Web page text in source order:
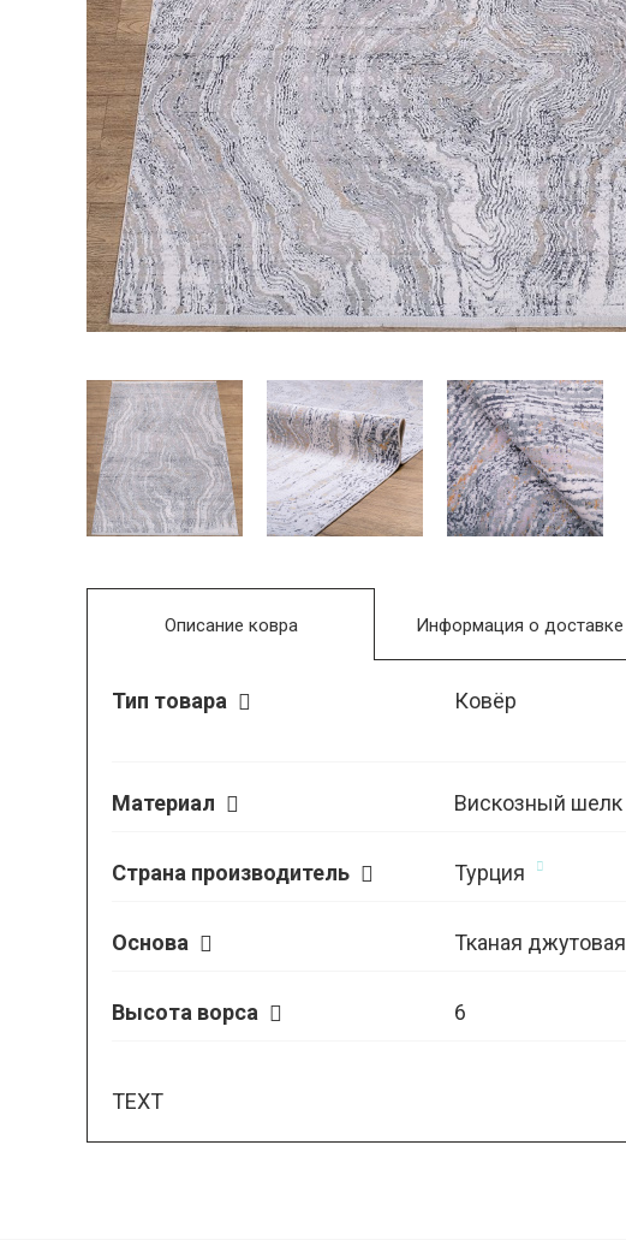
Описание ковра
Тип товара Ковёр
Материал Вискозный шелк
Страна производитель Турция
Основа Тканая джутовая
Высота ворса 6
TEXT
Информация о доставке